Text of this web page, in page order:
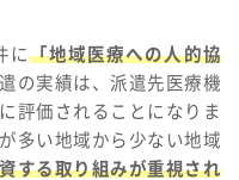
に 「地域医療への人的協
の実績は、派遣先医療機
評価されることになりま
多い地域から少ない地域
する取り組みが重視され